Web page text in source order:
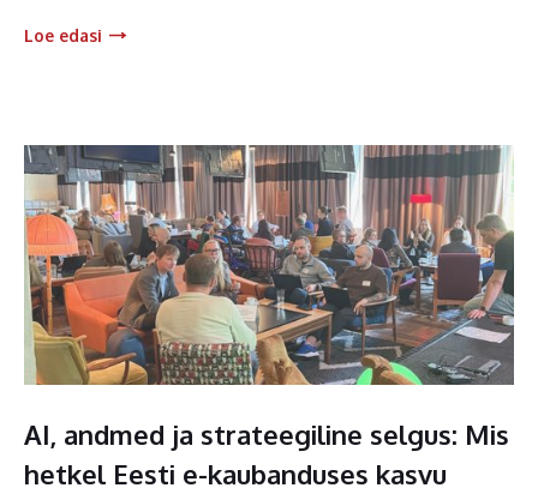
Loe edasi
AI, andmed ja strateegiline selgus: Mis
hetkel Eesti e-kaubanduses kasvu